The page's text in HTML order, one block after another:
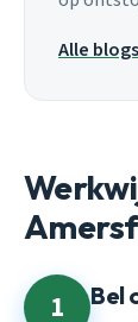
Alle
1 Bel